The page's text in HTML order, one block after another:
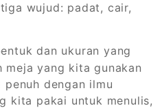
wujud: padat, cair,
dan ukuran yang
yang kita gunakan
dengan ilmu
kita pakai untuk menulis,